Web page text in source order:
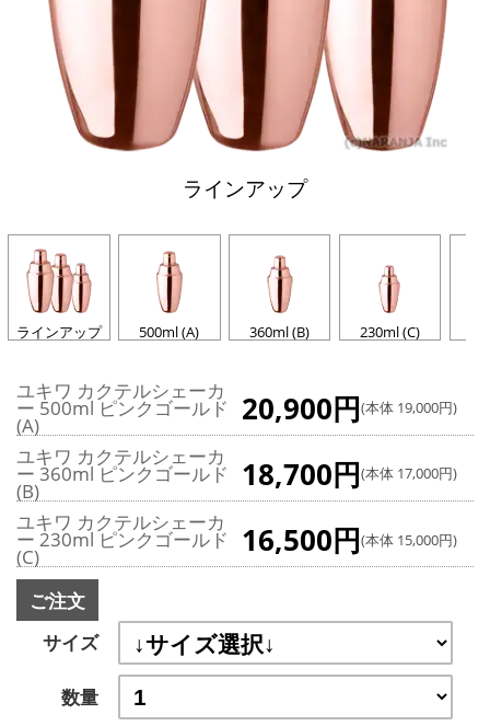
ラインアップ
ラインアップ 500ml (A) 360ml (B) 230ml (C)
ユキワ カクテルシェーカ
ー 500ml ピンクゴールド
(A) 20,900円(本体 19,000円)
ユキワ カクテルシェーカ
ー 360ml ピンクゴールド
(B) 18,700円(本体 17,000円)
ユキワ カクテルシェーカ
ー 230ml ピンクゴールド
(C) 16,500円(本体 15,000円)
ご注文
サイズ
数量